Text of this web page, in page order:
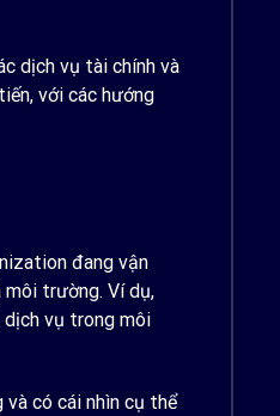
dịch vụ tài chính và
với các hướng
đang vận
môi trường. Ví dụ,
vụ trong môi
có cái nhìn cụ thể